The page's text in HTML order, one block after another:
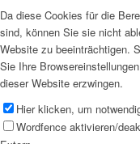
Da diese Cookies für die
sind, können Sie sie nicht
Website zu beeinträchtigen.
Sie Ihre
dieser Website erzwingen.
Hier klicken, um
Wordfence aktivieren/